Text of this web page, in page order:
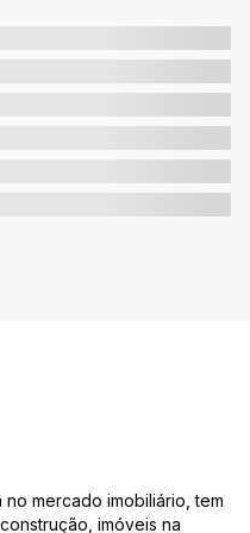
mercado imobiliário, tem
imóveis na